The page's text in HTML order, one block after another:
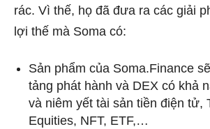
rác. Vì thế, họ đã đưa ra các giải
lợi thế mà Soma có:
Sản phẩm của Soma.Finance
tảng phát hành và DEX có khả
và niêm yết tài sản tiền điện tử,
Equities, NFT, ETF,…